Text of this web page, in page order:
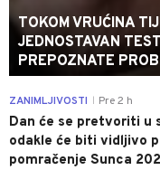
TOKOM VRUĆINA
JEDNOSTAVAN
PREPOZNATE
ZANIMLJIVOSTI Pre 2 h
Dan će se pretvoriti u
odakle će biti vidljivo
pomračenje Sunca